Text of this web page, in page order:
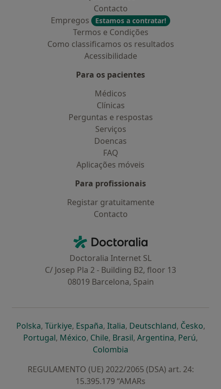
Contacto
Empregos
Estamos a contratar!
Termos e Condições
Como classificamos os resultados
Acessibilidade
Para os pacientes
Médicos
Clínicas
Perguntas e respostas
Serviços
Doencas
FAQ
Aplicações móveis
Para profissionais
Registar gratuitamente
Contacto
Doctoralia - Homepage
Doctoralia Internet SL
C/ Josep Pla 2 - Building B2, floor 13
08019 Barcelona, Spain
Polskaabre num novo separador
, Türkiyeabre num novo separador
, Españaabre num novo separador
, Italiaabre num novo
, Deutschlandabre num
, Česko,
Portugalabre num novo separador
, Méxicoabre num novo separador
, Chileabre num novo separador
, Brasilabre num novo
, Argentinaabre num
, Perúabre
,
Colombia
REGULAMENTO (UE) 2022/2065 (DSA) art. 24:
15.395.179 “AMARs